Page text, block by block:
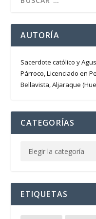
AUTORÍA
Sacerdote católico y
Párroco, Licenciado en
Bellavista, Aljaraque
CATEGORÍAS
ETIQUETAS